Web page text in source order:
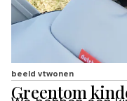
beeld vtwonen
Greentom